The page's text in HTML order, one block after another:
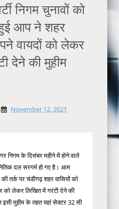
निगम चुनावों को
आप ने शहर
वायदों को लेकर
देने की मुहीम
November 12, 2021
निगम के दिसंबर महीने में होने वाले
दल सरगर्म हो गए है। आम
तर्क पर चंडीगढ़ शहर वासियों को
को लेकर लिखित में गरंटी देने की
मुहीम के तहत यहां सेक्टर 32 सी